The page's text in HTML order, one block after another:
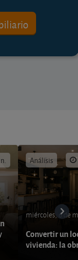
Análisis
miércoles, 6 de
Convertir un
vivienda: la